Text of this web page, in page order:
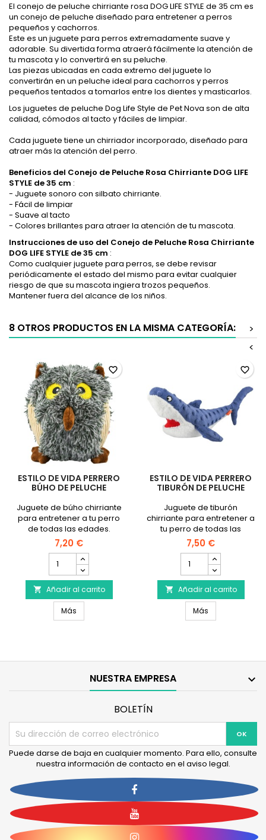
El conejo de peluche chirriante rosa DOG LIFE STYLE de 35 cm es
un conejo de peluche diseñado para entretener a perros
pequeños y cachorros.
Este es un juguete para perros extremadamente suave y
adorable. Su divertida forma atraerá fácilmente la atención de
tu mascota y lo convertirá en su peluche.
Las piezas ubicadas en cada extremo del juguete lo
convertirán en un peluche ideal para cachorros y perros
pequeños tentados a tomarlos entre los dientes y masticarlos.
Los juguetes de peluche Dog Life Style de Pet Nova son de alta
calidad, cómodos al tacto y fáciles de limpiar.
Cada juguete tiene un chirriador incorporado, diseñado para
atraer más la atención del perro.
Beneficios del Conejo de Peluche Rosa Chirriante DOG LIFE
STYLE de 35 cm :
- Juguete sonoro con silbato chirriante.
- Fácil de limpiar
- Suave al tacto
- Colores brillantes para atraer la atención de tu mascota.
Instrucciones de uso del Conejo de Peluche Rosa Chirriante
DOG LIFE STYLE de 35 cm :
Como cualquier juguete para perros, se debe revisar
periódicamente el estado del mismo para evitar cualquier
riesgo de que su mascota ingiera trozos pequeños.
Mantener fuera del alcance de los niños.
8 OTROS PRODUCTOS EN LA MISMA CATEGORÍA:
>
<
ESTILO DE VIDA PERRERO
BÚHO DE PELUCHE
Juguete de búho chirriante
para entretener a tu perro
de todas las edades.
7,20 €
cantidad
del
producto
ESTILO
DE
VIDA
PERRERO
 Añadir al carrito
Más ESTILO DE VIDA PERRERO Búho de peluche
favorite_border
ESTILO DE VIDA PERRERO
TIBURÓN DE PELUCHE
Juguete de tiburón
chirriante para entretener a
tu perro de todas las
edades.
7,50 €
cantidad
del
producto
ESTILO
DE
VIDA
PERRERO
 Añadir al carrito
Más
favorite_border
NUESTRA EMPRESA 
BOLETÍN
Puede darse de baja en cualquier momento. Para ello, consulte
nuestra información de contacto en el aviso legal.
Facebook
YouTube
Instagram